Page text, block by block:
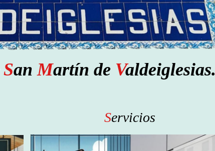
SanMartín de Valdeiglesias.
Servicios